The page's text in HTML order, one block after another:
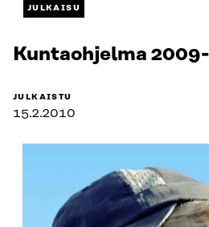
JULKAISU
Kuntaohjelma
JULKAISTU
15.2.2010